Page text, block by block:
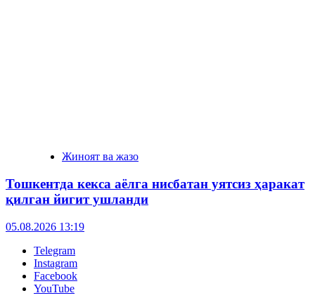
Жиноят ва жазо
Тошкентда кекса аёлга нисбатан уятсиз ҳаракат
қилган йигит ушланди
05.08.2026 13:19
Telegram
Instagram
Facebook
YouTube